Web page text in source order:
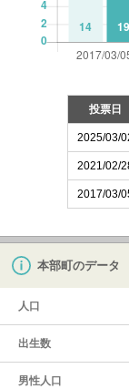
投票日
2025/03/
2021/02/
2017/03/
本部町のデータ
人口
出生数
男性人口